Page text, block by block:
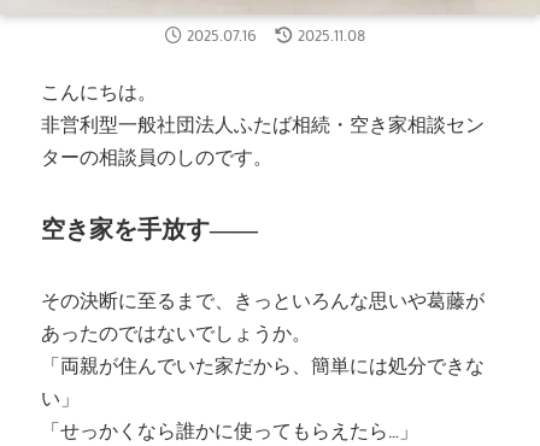
2025.07.16 2025.11.08
こんにちは。
非営利型一般社団法人ふたば相続・空き家相談セン
ターの相談員のしのです。
空き家を手放す――
その決断に至るまで、きっといろんな思いや葛藤が
あったのではないでしょうか。
「両親が住んでいた家だから、簡単には処分できな
い」
「せっかくなら誰かに使ってもらえたら…」